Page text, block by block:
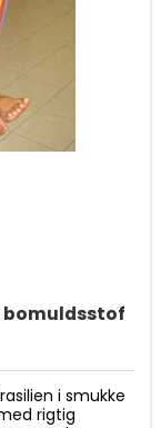
bomuldsstof
i smukke
rigtig